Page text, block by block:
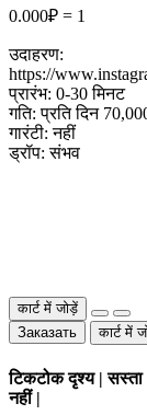
0.000₽ = 1
उदाहरण:
https://
प्रारंभ: 0-30 मिनट
गति: प्रति दिन
गारंटी: नहीं
ड्रॉप: संभव
कार्ट में जोड़ें
Заказать
कार्ट में
टिकटोक दृश्य |
नहीं |